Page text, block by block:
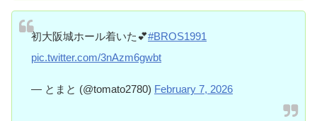
初大阪城ホール着いた💕#BROS1991
pic.twitter.com/3nAzm6gwbt
— とまと (@tomato2780) February 7, 2026